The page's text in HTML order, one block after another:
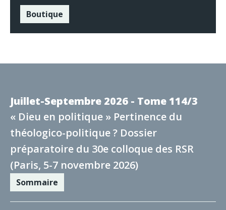
Boutique
Juillet-Septembre 2026 - Tome 114/3
« Dieu en politique » Pertinence du
théologico-politique ? Dossier
préparatoire du 30e colloque des RSR
(Paris, 5-7 novembre 2026)
Sommaire